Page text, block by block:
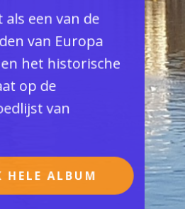
een van de
van Europa
het historische
op de
van
HELE ALBUM